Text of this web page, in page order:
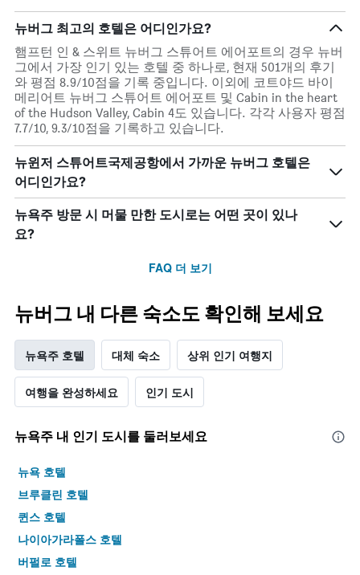
객
실
평
균
요
금
을
표
시
하
는
1
개
의
Y
축
다.
뉴버그 최고의 호텔은 어디인가요?
햄프턴 인 & 스위트 뉴버그 스튜어트 에어포트의 경우 뉴버
그에서 가장 인기 있는 호텔 중 하나로, 현재 501개의 후기
와 평점 8.9/10점을 기록 중입니다. 이외에 코트야드 바이
메리어트 뉴버그 스튜어트 에어포트 및 Cabin in the heart
of the Hudson Valley, Cabin 4도 있습니다. 각각 사용자 평점
7.7/10, 9.3/10점을 기록하고 있습니다.
뉴윈저 스튜어트국제공항에서 가까운 뉴버그 호텔은
어디인가요?
뉴욕주 방문 시 머물 만한 도시로는 어떤 곳이 있나
요?
FAQ 더 보기
뉴버그 내 다른 숙소도 확인해 보세요
뉴욕주 호텔 대체 숙소 상위 인기 여행지
여행을 완성하세요 인기 도시
뉴욕주 내 인기 도시를 둘러보세요
뉴욕 호텔
브루클린 호텔
퀸스 호텔
나이아가라폴스 호텔
버펄로 호텔